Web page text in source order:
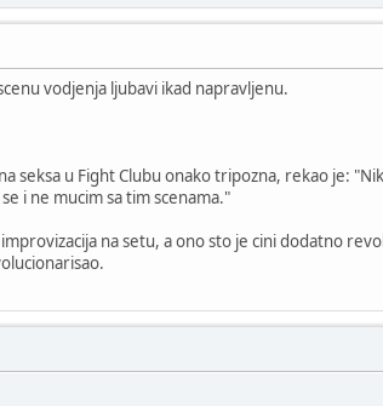
vodjenja ljubavi ikad napravljenu.
seksa u Fight Clubu onako tripozna, rekao je:
i ne mucim sa tim scenama."
na setu, a ono sto je cini dodatno